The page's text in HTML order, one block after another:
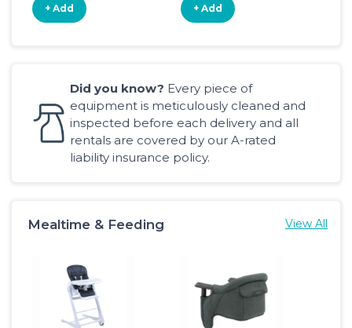
+ Add + Add
Did you know? Every piece of
equipment is meticulously cleaned and
inspected before each delivery and all
rentals are covered by our A-rated
liability insurance policy.
Mealtime & Feeding View All